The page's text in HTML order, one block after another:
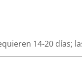
14-20 días;